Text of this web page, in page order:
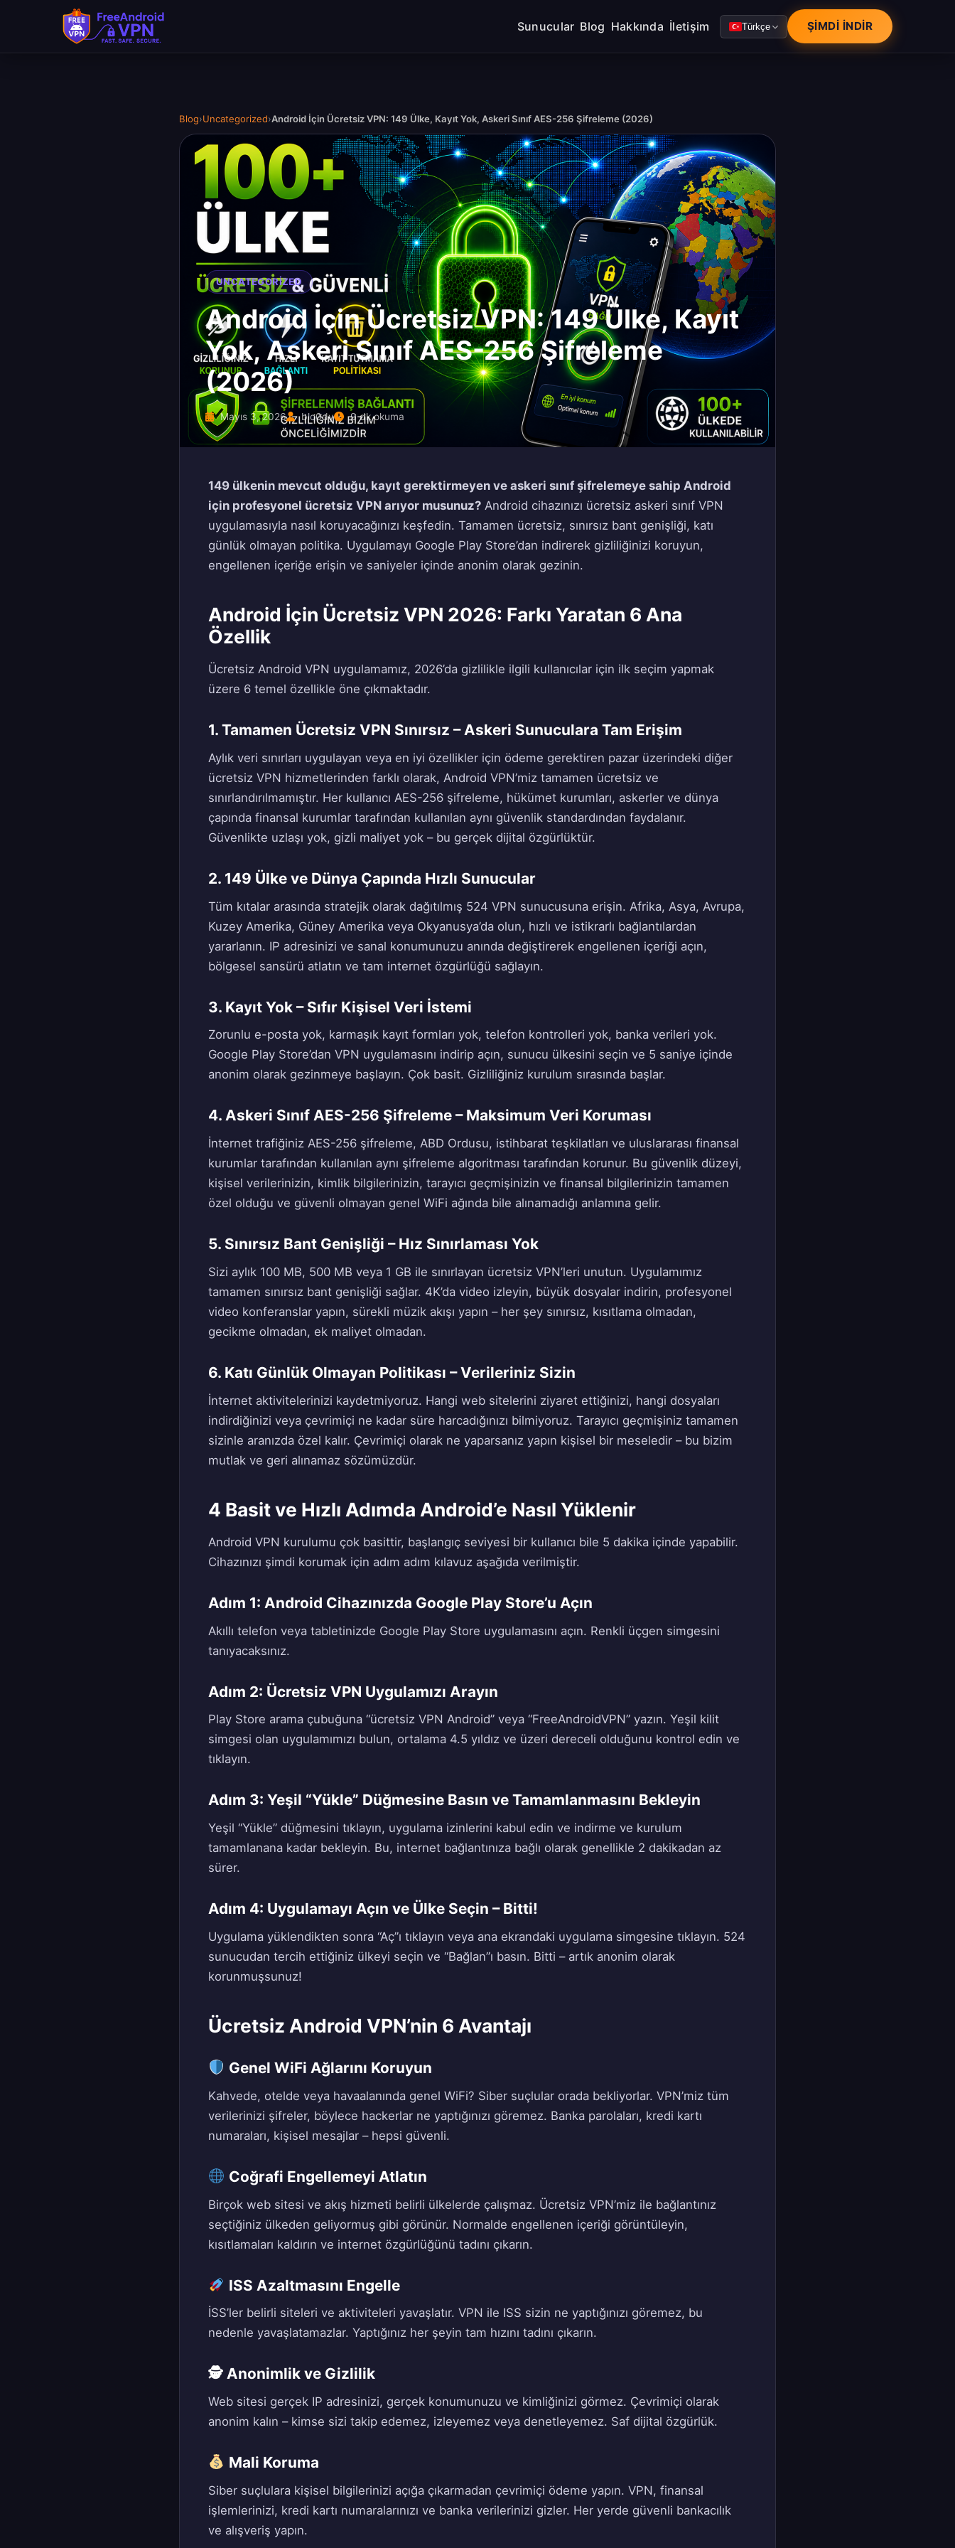
Sunucular Blog Hakkında İletişim Türkçe ŞIMDI İNDIR
Blog›Uncategorized›Android İçin Ücretsiz VPN: 149 Ülke, Kayıt Yok, Askeri Sınıf AES-256 Şifreleme (2026)
UNCATEGORIZED
Android İçin Ücretsiz VPN: 149 Ülke, Kayıt
Yok, Askeri Sınıf AES-256 Şifreleme
(2026)
Mayıs 3, 2026 blo0dy 9 dk okuma
149 ülkenin mevcut olduğu, kayıt gerektirmeyen ve askeri sınıf şifrelemeye sahip Android
için profesyonel ücretsiz VPN arıyor musunuz? Android cihazınızı ücretsiz askeri sınıf VPN
uygulamasıyla nasıl koruyacağınızı keşfedin. Tamamen ücretsiz, sınırsız bant genişliği, katı
günlük olmayan politika. Uygulamayı Google Play Store’dan indirerek gizliliğinizi koruyun,
engellenen içeriğe erişin ve saniyeler içinde anonim olarak gezinin.
Android İçin Ücretsiz VPN 2026: Farkı Yaratan 6 Ana
Özellik
Ücretsiz Android VPN uygulamamız, 2026’da gizlilikle ilgili kullanıcılar için ilk seçim yapmak
üzere 6 temel özellikle öne çıkmaktadır.
1. Tamamen Ücretsiz VPN Sınırsız – Askeri Sunuculara Tam Erişim
Aylık veri sınırları uygulayan veya en iyi özellikler için ödeme gerektiren pazar üzerindeki diğer
ücretsiz VPN hizmetlerinden farklı olarak, Android VPN’miz tamamen ücretsiz ve
sınırlandırılmamıştır. Her kullanıcı AES-256 şifreleme, hükümet kurumları, askerler ve dünya
çapında finansal kurumlar tarafından kullanılan aynı güvenlik standardından faydalanır.
Güvenlikte uzlaşı yok, gizli maliyet yok – bu gerçek dijital özgürlüktür.
2. 149 Ülke ve Dünya Çapında Hızlı Sunucular
Tüm kıtalar arasında stratejik olarak dağıtılmış 524 VPN sunucusuna erişin. Afrika, Asya, Avrupa,
Kuzey Amerika, Güney Amerika veya Okyanusya’da olun, hızlı ve istikrarlı bağlantılardan
yararlanın. IP adresinizi ve sanal konumunuzu anında değiştirerek engellenen içeriği açın,
bölgesel sansürü atlatın ve tam internet özgürlüğü sağlayın.
3. Kayıt Yok – Sıfır Kişisel Veri İstemi
Zorunlu e-posta yok, karmaşık kayıt formları yok, telefon kontrolleri yok, banka verileri yok.
Google Play Store’dan VPN uygulamasını indirip açın, sunucu ülkesini seçin ve 5 saniye içinde
anonim olarak gezinmeye başlayın. Çok basit. Gizliliğiniz kurulum sırasında başlar.
4. Askeri Sınıf AES-256 Şifreleme – Maksimum Veri Koruması
İnternet trafiğiniz AES-256 şifreleme, ABD Ordusu, istihbarat teşkilatları ve uluslararası finansal
kurumlar tarafından kullanılan aynı şifreleme algoritması tarafından korunur. Bu güvenlik düzeyi,
kişisel verilerinizin, kimlik bilgilerinizin, tarayıcı geçmişinizin ve finansal bilgilerinizin tamamen
özel olduğu ve güvenli olmayan genel WiFi ağında bile alınamadığı anlamına gelir.
5. Sınırsız Bant Genişliği – Hız Sınırlaması Yok
Sizi aylık 100 MB, 500 MB veya 1 GB ile sınırlayan ücretsiz VPN’leri unutun. Uygulamımız
tamamen sınırsız bant genişliği sağlar. 4K’da video izleyin, büyük dosyalar indirin, profesyonel
video konferanslar yapın, sürekli müzik akışı yapın – her şey sınırsız, kısıtlama olmadan,
gecikme olmadan, ek maliyet olmadan.
6. Katı Günlük Olmayan Politikası – Verileriniz Sizin
İnternet aktivitelerinizi kaydetmiyoruz. Hangi web sitelerini ziyaret ettiğinizi, hangi dosyaları
indirdiğinizi veya çevrimiçi ne kadar süre harcadığınızı bilmiyoruz. Tarayıcı geçmişiniz tamamen
sizinle aranızda özel kalır. Çevrimiçi olarak ne yaparsanız yapın kişisel bir meseledir – bu bizim
mutlak ve geri alınamaz sözümüzdür.
4 Basit ve Hızlı Adımda Android’e Nasıl Yüklenir
Android VPN kurulumu çok basittir, başlangıç seviyesi bir kullanıcı bile 5 dakika içinde yapabilir.
Cihazınızı şimdi korumak için adım adım kılavuz aşağıda verilmiştir.
Adım 1: Android Cihazınızda Google Play Store’u Açın
Akıllı telefon veya tabletinizde Google Play Store uygulamasını açın. Renkli üçgen simgesini
tanıyacaksınız.
Adım 2: Ücretsiz VPN Uygulamızı Arayın
Play Store arama çubuğuna “ücretsiz VPN Android” veya “FreeAndroidVPN” yazın. Yeşil kilit
simgesi olan uygulamımızı bulun, ortalama 4.5 yıldız ve üzeri dereceli olduğunu kontrol edin ve
tıklayın.
Adım 3: Yeşil “Yükle” Düğmesine Basın ve Tamamlanmasını Bekleyin
Yeşil “Yükle” düğmesini tıklayın, uygulama izinlerini kabul edin ve indirme ve kurulum
tamamlanana kadar bekleyin. Bu, internet bağlantınıza bağlı olarak genellikle 2 dakikadan az
sürer.
Adım 4: Uygulamayı Açın ve Ülke Seçin – Bitti!
Uygulama yüklendikten sonra “Aç”ı tıklayın veya ana ekrandaki uygulama simgesine tıklayın. 524
sunucudan tercih ettiğiniz ülkeyi seçin ve “Bağlan”ı basın. Bitti – artık anonim olarak
korunmuşsunuz!
Ücretsiz Android VPN’nin 6 Avantajı
Genel WiFi Ağlarını Koruyun
Kahvede, otelde veya havaalanında genel WiFi? Siber suçlular orada bekliyorlar. VPN’miz tüm
verilerinizi şifreler, böylece hackerlar ne yaptığınızı göremez. Banka parolaları, kredi kartı
numaraları, kişisel mesajlar – hepsi güvenli.
Coğrafi Engellemeyi Atlatın
Birçok web sitesi ve akış hizmeti belirli ülkelerde çalışmaz. Ücretsiz VPN’miz ile bağlantınız
seçtiğiniz ülkeden geliyormuş gibi görünür. Normalde engellenen içeriği görüntüleyin,
kısıtlamaları kaldırın ve internet özgürlüğünü tadını çıkarın.
ISS Azaltmasını Engelle
İSS’ler belirli siteleri ve aktiviteleri yavaşlatır. VPN ile ISS sizin ne yaptığınızı göremez, bu
nedenle yavaşlatamazlar. Yaptığınız her şeyin tam hızını tadını çıkarın.
🕵️ Anonimlik ve Gizlilik
Web sitesi gerçek IP adresinizi, gerçek konumunuzu ve kimliğinizi görmez. Çevrimiçi olarak
anonim kalın – kimse sizi takip edemez, izleyemez veya denetleyemez. Saf dijital özgürlük.
Mali Koruma
Siber suçlulara kişisel bilgilerinizi açığa çıkarmadan çevrimiçi ödeme yapın. VPN, finansal
işlemlerinizi, kredi kartı numaralarınızı ve banka verilerinizi gizler. Her yerde güvenli bankacılık
ve alışveriş yapın.